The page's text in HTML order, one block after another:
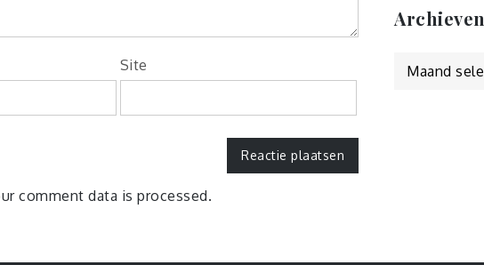
Site
comment data is processed.
Archieven